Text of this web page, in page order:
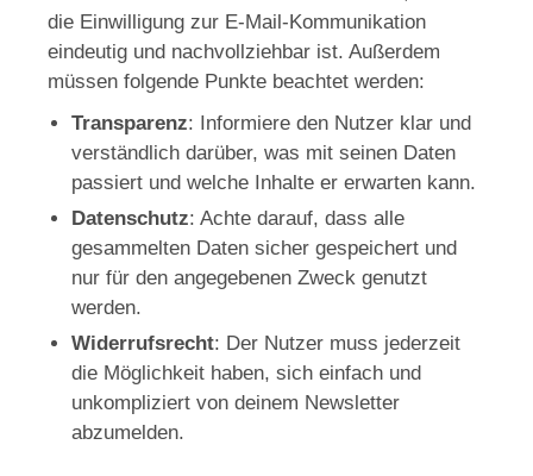
die Einwilligung zur E-Mail-Kommunikation
eindeutig und nachvollziehbar ist. Außerdem
müssen folgende Punkte beachtet werden:
Transparenz: Informiere den Nutzer klar und
verständlich darüber, was mit seinen Daten
passiert und welche Inhalte er erwarten kann.
Datenschutz: Achte darauf, dass alle
gesammelten Daten sicher gespeichert und
nur für den angegebenen Zweck genutzt
werden.
Widerrufsrecht: Der Nutzer muss jederzeit
die Möglichkeit haben, sich einfach und
unkompliziert von deinem Newsletter
abzumelden.